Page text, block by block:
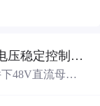
间歇性光伏出力下 48V 直流母线电压稳定控制及储能双向充放电闭环调控体系研究（Simulink仿真实现）
48V直流母线